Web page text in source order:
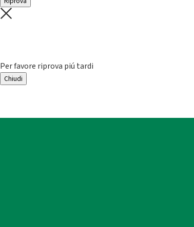
Per favore riprova piú tardi
Chiudi